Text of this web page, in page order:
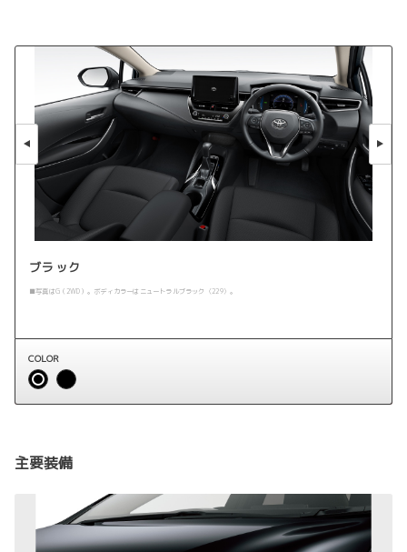
ブラック
■写真はG（2WD）。ボディカラーはニュートラルブラック〈229〉。
COLOR
主要装備